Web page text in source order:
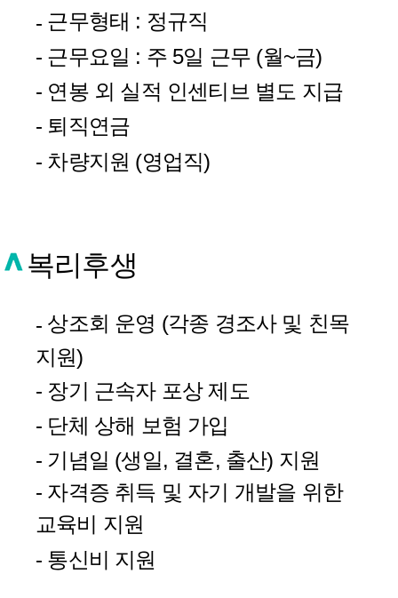
- 근무형태 : 정규직
- 근무요일 : 주 5일 근무 (월~금)
- 연봉 외 실적 인센티브 별도 지급
- 퇴직연금
- 차량지원 (영업직)
복리후생
- 상조회 운영 (각종 경조사 및 친목
지원)
- 장기 근속자 포상 제도
- 단체 상해 보험 가입
- 기념일 (생일, 결혼, 출산) 지원
- 자격증 취득 및 자기 개발을 위한
교육비 지원
- 통신비 지원